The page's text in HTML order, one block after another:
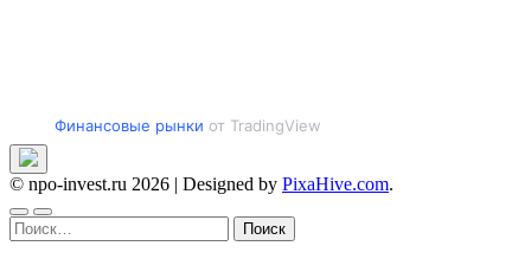
Финансовые рынки от TradingView
© npo-invest.ru 2026 | Designed by PixaHive.com.
Найти: